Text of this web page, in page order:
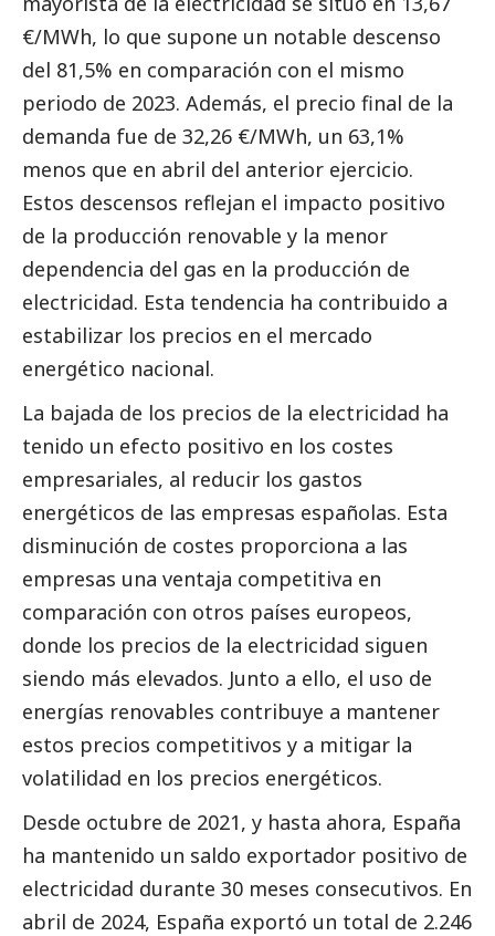
€/MWh, lo que supone un notable descenso
del 81,5% en comparación con el mismo
periodo de 2023. Además, el precio final de la
demanda fue de 32,26 €/MWh, un 63,1%
menos que en abril del anterior ejercicio.
Estos descensos reflejan el impacto positivo
de la producción renovable y la menor
dependencia del gas en la producción de
electricidad. Esta tendencia ha contribuido a
estabilizar los precios en el mercado
energético nacional.
La bajada de los precios de la electricidad ha
tenido un efecto positivo en los costes
empresariales, al reducir los gastos
energéticos de las empresas españolas. Esta
disminución de costes proporciona a las
empresas una ventaja competitiva en
comparación con otros países europeos,
donde los precios de la electricidad siguen
siendo más elevados. Junto a ello, el uso de
energías renovables contribuye a mantener
estos precios competitivos y a mitigar la
volatilidad en los precios energéticos.
Desde octubre de 2021, y hasta ahora, España
ha mantenido un saldo exportador positivo de
electricidad durante 30 meses consecutivos. En
abril de 2024, España exportó un total de 2.246